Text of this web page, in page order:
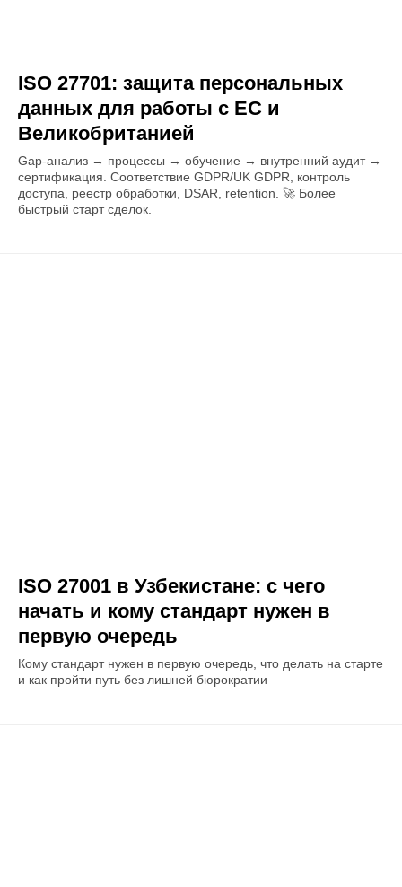
ISO 27701: защита персональных
данных для работы с ЕС и
Великобританией
Gap-анализ → процессы → обучение → внутренний аудит →
сертификация. Соответствие GDPR/UK GDPR, контроль
доступа, реестр обработки, DSAR, retention. 🚀 Более
быстрый старт сделок.
ISO 27001 в Узбекистане: с чего
начать и кому стандарт нужен в
первую очередь
Кому стандарт нужен в первую очередь, что делать на старте
и как пройти путь без лишней бюрократии